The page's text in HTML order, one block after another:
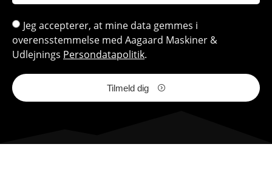
Jeg accepterer, at mine data gemmes i
overensstemmelse med Aagaard Maskiner &
Udlejnings Persondatapolitik.
Tilmeld dig